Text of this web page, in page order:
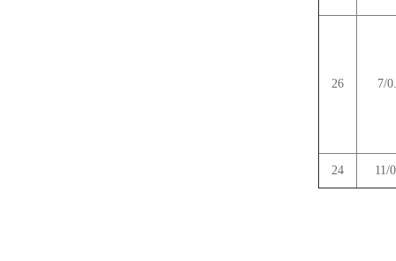
26 7/
24 11/